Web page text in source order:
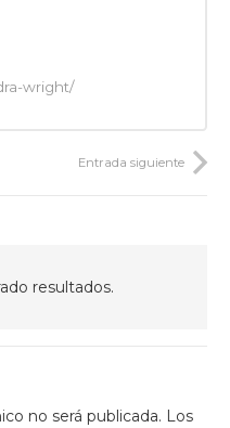
wright/
Entrada siguiente
resultados.
no será publicada. Los